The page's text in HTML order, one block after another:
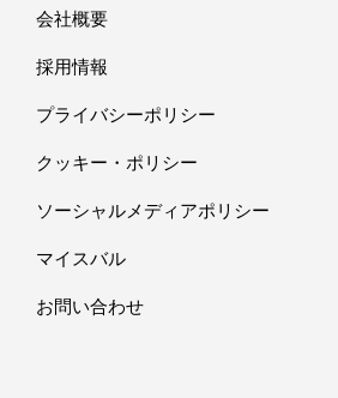
会社概要
採用情報
プライバシーポリシー
クッキー・ポリシー
ソーシャルメディアポリシー
マイスバル
お問い合わせ